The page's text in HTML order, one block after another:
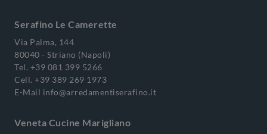
Serafino Le Camerette
Via Palma, 144
80040 - Striano (Napoli)
Tel. +39 081 399 5266
Cell. +39 389 269 1973
E-Mail info@arredamentiserafino.it
Veneta Cucine Marigliano